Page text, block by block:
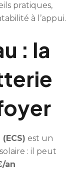
pratiques,
à l’appui.
: la
est un
: il peut
an